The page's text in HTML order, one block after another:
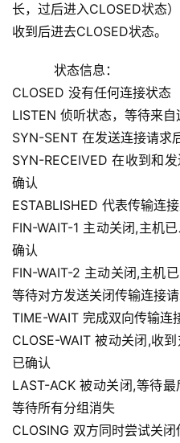
长，过后进入CLOSED状态
收到后进去CLOSED状态。
    状态信息：
CLOSED 没有任何连接状态
LISTEN 侦听状态，等待来
SYN-SENT 在发送连接请求
SYN-RECEIVED 在收到和
确认
ESTABLISHED 代表传输连
FIN-WAIT-1 主动关闭,主机
确认
FIN-WAIT-2 主动关闭,主机
等待对方发送关闭传输连接
TIME-WAIT 完成双向传输连
CLOSE-WAIT 被动关闭,收
已确认
LAST-ACK 被动关闭,等待
等待所有分组消失
CLOSING 双方同时尝试关